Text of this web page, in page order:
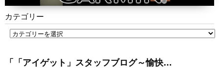
カテゴリー
「「アイゲット」スタッフブログ～愉快…